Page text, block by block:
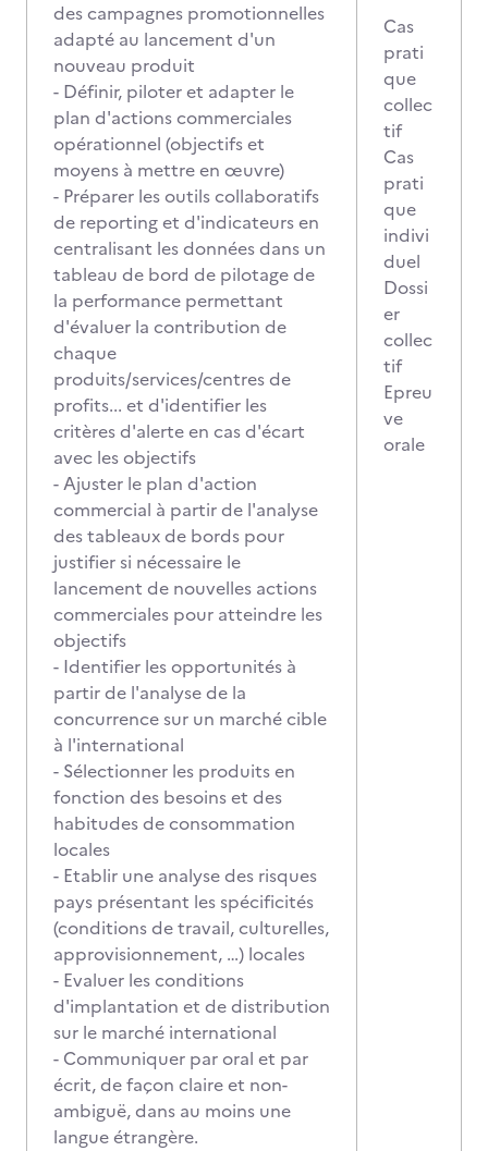
des campagnes promotionnelles
adapté au lancement d'un
nouveau produit
- Définir, piloter et adapter le
plan d'actions commerciales
opérationnel (objectifs et
moyens à mettre en œuvre)
- Préparer les outils collaboratifs
de reporting et d'indicateurs en
centralisant les données dans un
tableau de bord de pilotage de
la performance permettant
d'évaluer la contribution de
chaque
produits/services/centres de
profits... et d'identifier les
critères d'alerte en cas d'écart
avec les objectifs
- Ajuster le plan d'action
commercial à partir de l'analyse
des tableaux de bords pour
justifier si nécessaire le
lancement de nouvelles actions
commerciales pour atteindre les
objectifs
- Identifier les opportunités à
partir de l'analyse de la
concurrence sur un marché cible
à l'international
- Sélectionner les produits en
fonction des besoins et des
habitudes de consommation
locales
- Etablir une analyse des risques
pays présentant les spécificités
(conditions de travail, culturelles,
approvisionnement, …) locales
- Evaluer les conditions
d'implantation et de distribution
sur le marché international
- Communiquer par oral et par
écrit, de façon claire et non-
ambiguë, dans au moins une
langue étrangère.
Cas
prati
que
collec
tif
Cas
prati
que
indivi
duel
Dossi
er
collec
tif
Epreu
ve
orale